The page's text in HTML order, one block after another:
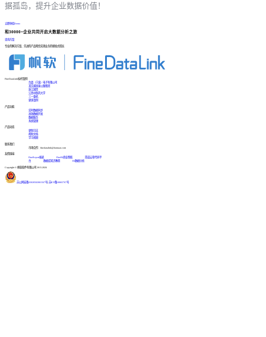
据孤岛，提升企业数据价值！
立即体验Demo
和30000+企业共同开启大数据分析之旅
咨询方案
专业的解决方案、先进的产品帮您实现业务的爆发式增长
FineDataLink标杆案例
台晶（宁波）电子有限公司
某交通高速公路集团
浙江国贸
江西中医药大学
三一重机
更多案例
产品功能
实时数据同步
高效数据开发
数据服务
系统管理
产品动态
更新日志
帮助文档
学习视频
联系我们
市场合作：finedatalink@fanruan.com
友情链接
FineReport报表
FineBI商业智能
简道云零代码平
台
数据库知识教程 BI数据分析
Copyright © 帆软软件有限公司 2015-2026
苏公网安备32020502001567号 苏ICP备18065767号